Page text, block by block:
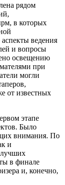
рядом
в которых
ведения
и вопросы
освещению
при
могли
от известных
этапе
Было
внимания. По
и
в финале
и, конечно,